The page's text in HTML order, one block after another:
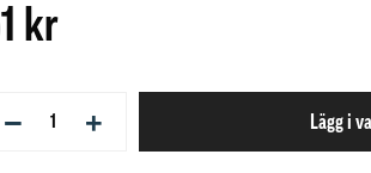
kr
− + Lägg i